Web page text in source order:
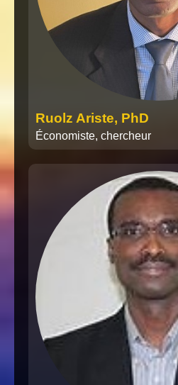
Ruolz Ariste, PhD
Économiste, chercheur